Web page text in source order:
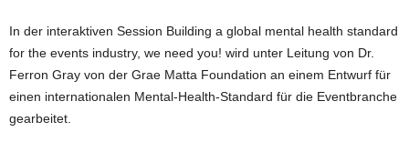
In der interaktiven Session Building a global mental health standard
for the events industry, we need you! wird unter Leitung von Dr.
Ferron Gray von der Grae Matta Foundation an einem Entwurf für
einen internationalen Mental-Health-Standard für die Eventbranche
gearbeitet.